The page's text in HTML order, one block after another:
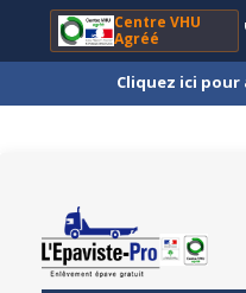
Centre VHU
Agréé
Cliquez ici pour